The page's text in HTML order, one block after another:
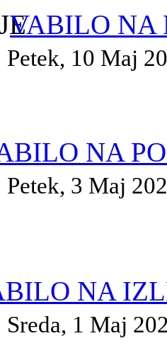
VABILO NA
10 Maj
NA
3 Maj
NA
1 Maj